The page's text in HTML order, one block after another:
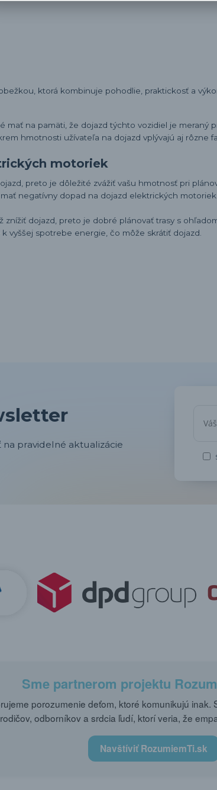
ktorá kombinuje pohodlie, praktickosť a
na pamäti, že dojazd týchto vozidiel je meraný
hmotnosti užívateľa na dojazd vplývajú aj rôzne
motoriek
preto je dôležité zvážiť vašu hmotnosť pri
negatívny dopad na dojazd elektrických
znížiť dojazd, preto je dobré plánovať trasy s
vyššej spotrebe energie, čo môže skrátiť dojazd.
pravidelné aktualizácie
Sme partnerom projektu
porozumenie deťom, ktoré komunikujú inak.
rodičov, odborníkov a srdcia ľudí, ktorí veria, že
Navštíviť RozumiemTi.sk